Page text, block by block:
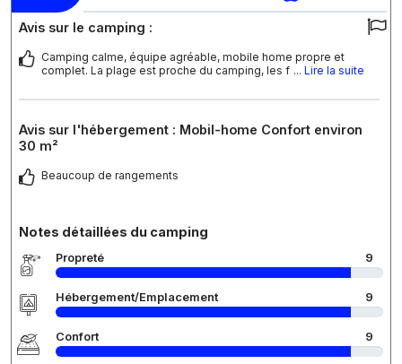
Avis sur le camping :
Camping calme, équipe agréable, mobile home propre et
complet. La plage est proche du camping, les f ... Lire la suite
Avis sur l'hébergement : Mobil-home Confort environ
30 m²
Beaucoup de rangements
Notes détaillées du camping
Propreté 9
Hébergement/Emplacement 9
Confort 9